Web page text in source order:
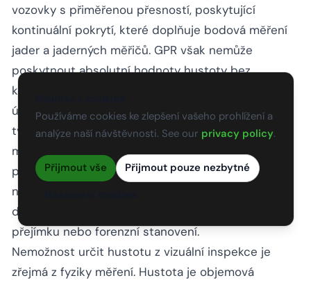
vozovky s přiměřenou přesností, poskytující
kontinuální pokrytí, které doplňuje bodová měření
jader a jaderných měřičů. GPR však nemůže
poskytnout absolutní hodnoty hustoty bez
kalibrace proti jádrovým vzorkům ze stejného
úseku a přesnost odhadu hustoty pomocí GPR je
typicky v rozmezí plus minus 1,5 až 2,5 %
mezerovitosti při správné kalibraci. Tato úroveň
přesnosti je dostatečná pro identifikaci oblastí s
nízkou hustotou vyžadujících další šetření, ale není
dostačující k nahrazení jádrového zkoušení pro
přejímku nebo forenzní stanovení.
Nemožnost určit hustotu z vizuální inspekce je
zřejmá z fyziky měření. Hustota je objemová
Používáme cookies ke zlepšení vašeho prohlížení a
analýze naší návštěvnosti. See our privacy policy.
Přijmout vše
Přijmout pouze nezbytné